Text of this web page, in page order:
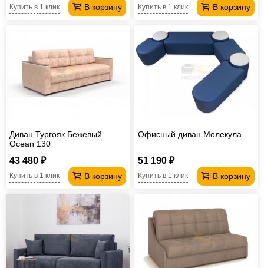
В корзину
Купить в 1 клик В корзину
Купить в 1 клик
Диван Тургояк Бежевый
Ocean 130
43 480 ₽
В корзину
Купить в 1 клик
Офисный диван Молекула
51 190 ₽
В корзину
Купить в 1 клик